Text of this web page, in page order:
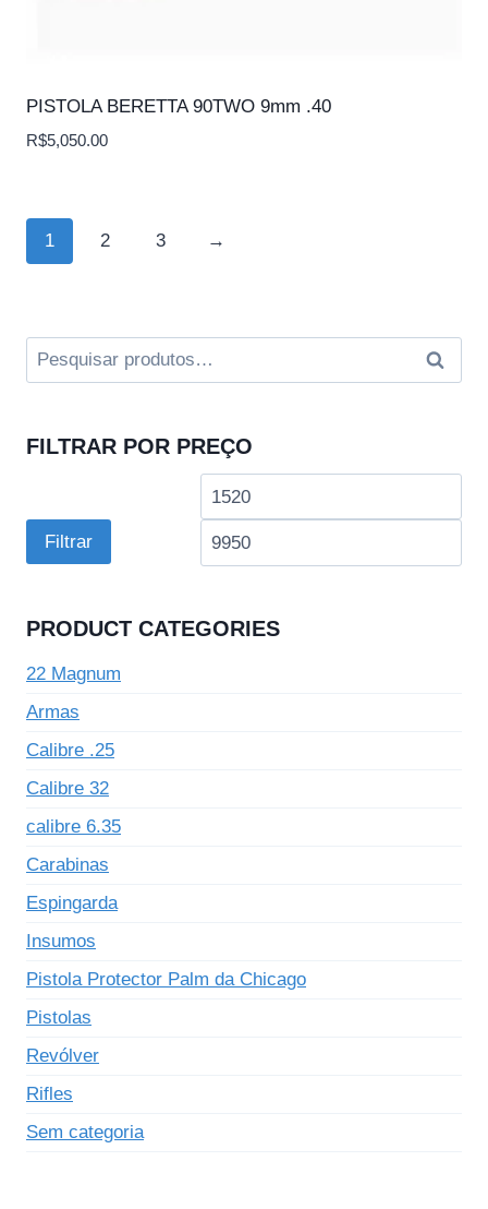
PISTOLA BERETTA 90TWO 9mm .40
R$5,050.00
1 2 3 →
Pesquisar
por:
FILTRAR POR PREÇO
Preço
Filtrar
PRODUCT CATEGORIES
22 Magnum
Armas
Calibre .25
Calibre 32
calibre 6.35
Carabinas
Espingarda
Insumos
Pistola Protector Palm da Chicago
Pistolas
Revólver
Rifles
Sem categoria